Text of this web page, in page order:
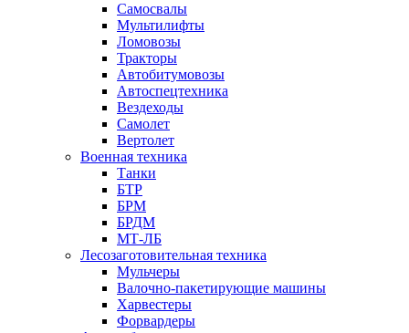
Самосвалы
Мультилифты
Ломовозы
Тракторы
Автобитумовозы
Автоспецтехника
Вездеходы
Самолет
Вертолет
Военная техника
Танки
БТР
БРМ
БРДМ
МТ-ЛБ
Лесозаготовительная техника
Мульчеры
Валочно-пакетирующие машины
Харвестеры
Форвардеры